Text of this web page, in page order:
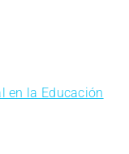
en la Educación